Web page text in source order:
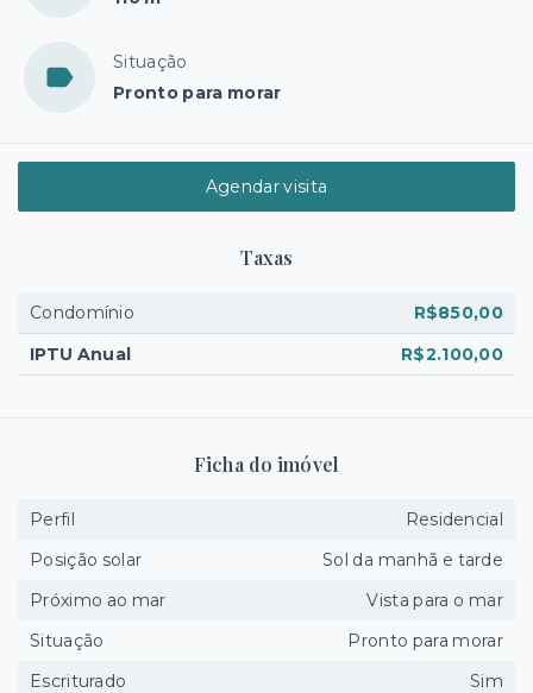
Situação
Pronto para morar
Agendar visita
Taxas
Condomínio
R$850,00
IPTU Anual
R$2.100,00
Ficha do imóvel
Perfil
Residencial
Posição solar
Sol da manhã e tarde
Próximo ao mar
Vista para o mar
Situação
Pronto para morar
Escriturado
Sim